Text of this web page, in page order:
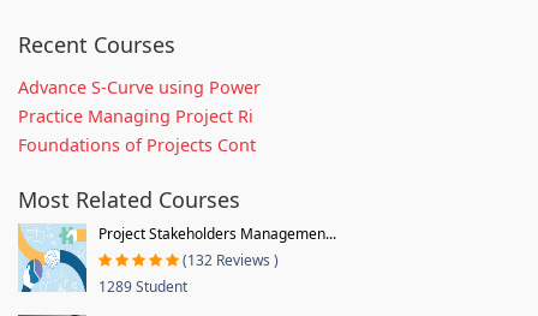
Recent Courses
Advance S-Curve using Power
Practice Managing Project Ri
Foundations of Projects Cont
Most Related Courses
Project Stakeholders Managemen...
(132 Reviews )
1289 Student